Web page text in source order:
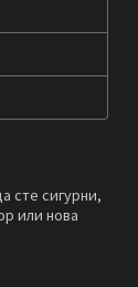
сте сигурни,
или нова